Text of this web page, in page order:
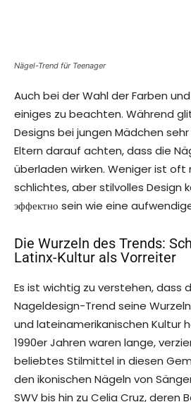
Nägel-Trend für Teenager
Auch bei der Wahl der Farben
einiges zu beachten. Während
Designs bei jungen Mädchen
Eltern darauf achten, dass die
überladen wirken. Weniger ist oft
schlichtes, aber stilvolles Design
эффектно sein wie eine
Die Wurzeln des Trends:
Latinx-Kultur als Vorreiter
Es ist wichtig zu verstehen, dass
Nageldesign-Trend seine
und lateinamerikanischen Kultur
1990er Jahren waren lange,
beliebtes Stilmittel in diesen
den ikonischen Nägeln von
SWV bis hin zu Celia Cruz, deren